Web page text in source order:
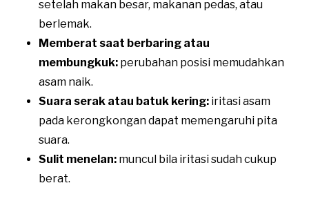
setelah makan besar, makanan pedas, atau
berlemak.
Memberat saat berbaring atau
membungkuk: perubahan posisi memudahkan
asam naik.
Suara serak atau batuk kering: iritasi asam
pada kerongkongan dapat memengaruhi pita
suara.
Sulit menelan: muncul bila iritasi sudah cukup
berat.